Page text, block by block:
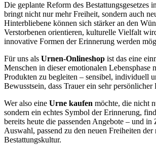
Die geplante Reform des Bestattungsgesetzes
bringt nicht nur mehr Freiheit, sondern auch
Hinterbliebene können sich stärker an den
Verstorbenen orientieren, kulturelle Vielfalt
innovative Formen der Erinnerung werden
Für uns als Urnen-Onlineshop ist das eine
Menschen in dieser emotionalen Lebensphase
Produkten zu begleiten – sensibel, individuell
Bewusstsein, dass Trauer ein sehr persönlicher
Wer also eine Urne kaufen möchte, die nicht
sondern ein echtes Symbol der Erinnerung,
bereits heute die passenden Angebote – und
Auswahl, passend zu den neuen Freiheiten der
Bestattungskultur.